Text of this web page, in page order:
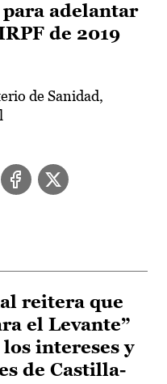
adelantar
de 2019
de Sanidad,
reitera que
el Levante”
los intereses y
de Castilla-